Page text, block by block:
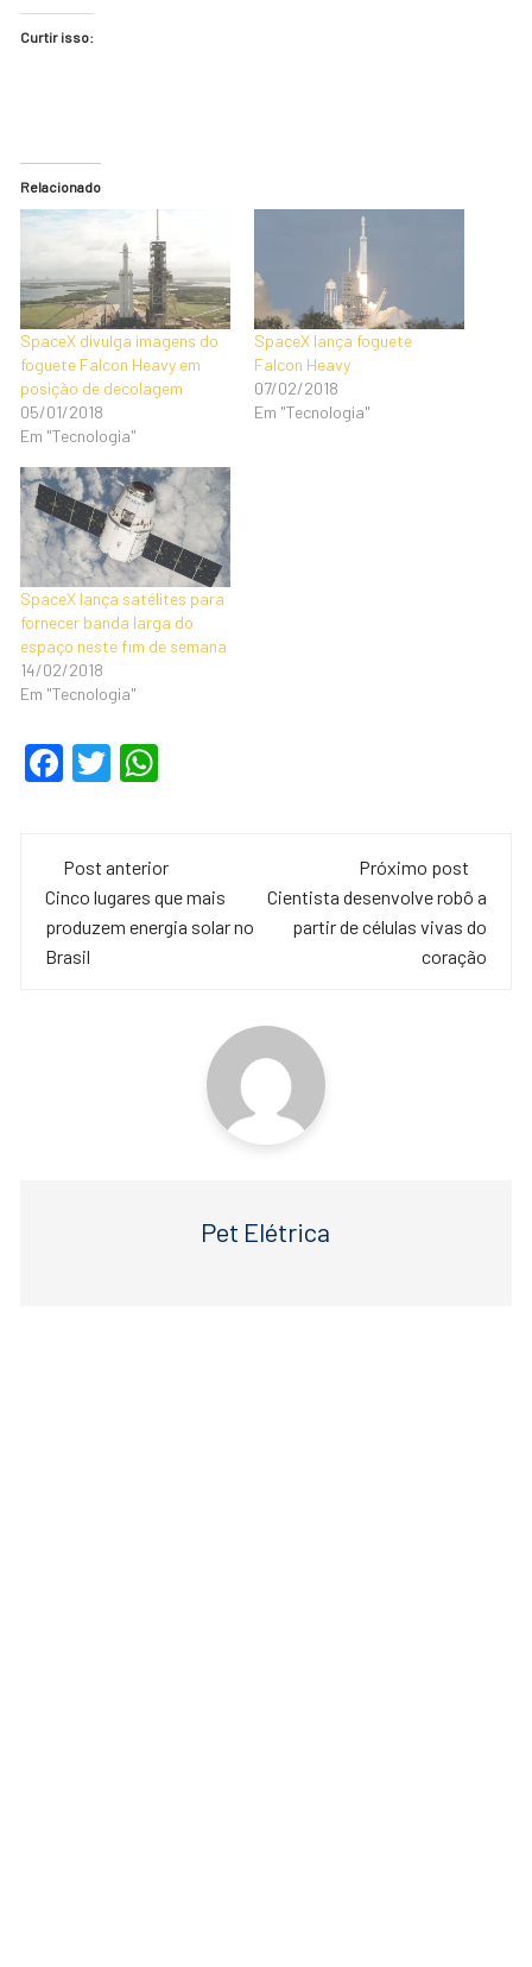
Curtir isso:
Relacionado
SpaceX divulga imagens do
foguete Falcon Heavy em
posição de decolagem
05/01/2018
Em "Tecnologia"
SpaceX lança foguete
Falcon Heavy
07/02/2018
Em "Tecnologia"
SpaceX lança satélites para
fornecer banda larga do
espaço neste fim de semana
14/02/2018
Em "Tecnologia"
F
e
b
o
T
er s
A
p
Navegação
de
post
Post anterior
Cinco lugares que mais
produzem energia solar no
Brasil
Próximo post
Cientista desenvolve robô a
partir de células vivas do
coração
Pet Elétrica